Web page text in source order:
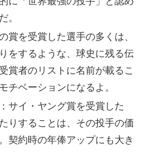
。
賞を受賞した選手の多くは、
をするような、球史に残る伝
賞者のリストに名前が載るこ
チベーションになるよ。
：サイ・ヤング賞を受賞した
りすることは、その投手の価
契約時の年俸アップにも大き